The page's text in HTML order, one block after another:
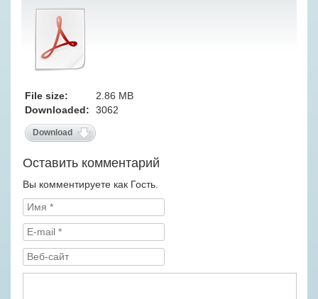
File size:
2.86 MB
Downloaded:
3062
Download
Оставить комментарий
Вы комментируете как Гость.